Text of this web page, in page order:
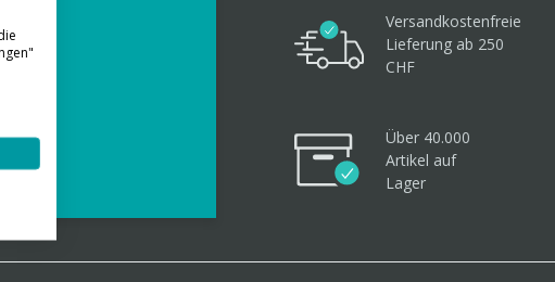
Versandkostenfreie
Lieferung ab 250
CHF
Über 40.000
Artikel auf
Lager